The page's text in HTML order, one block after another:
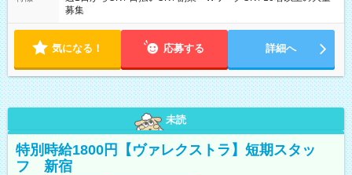
募集
気になる！ 応募する 詳細へ
未読
特別時給1800円【ヴァレクストラ】短期スタッ
フ 新宿